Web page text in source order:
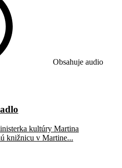
Obsahuje audio
kultúry Martina
knižnicu v Martine...